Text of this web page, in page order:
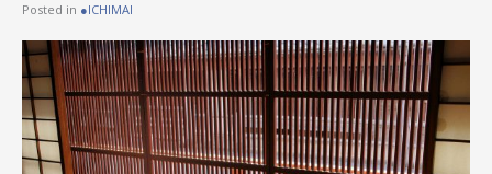
Posted in ●ICHIMAI